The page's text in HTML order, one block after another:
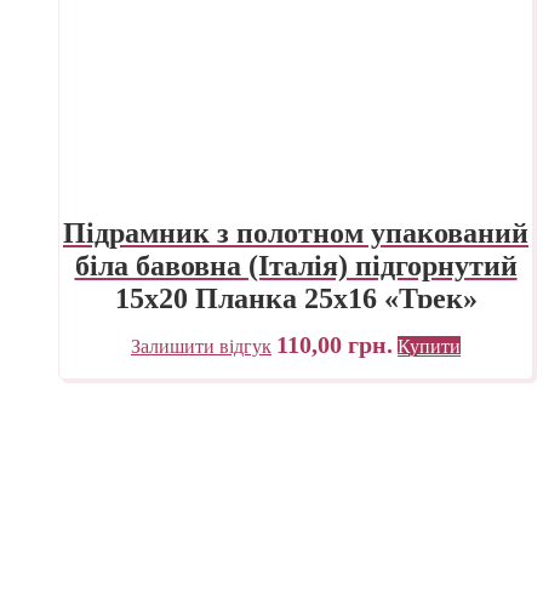
Підрамник з полотном упакований
біла бавовна (Італія) підгорнутий
15х20 Планка 25х16 «Трек»
Україна
Залишити відгук 110,00 грн. Купити